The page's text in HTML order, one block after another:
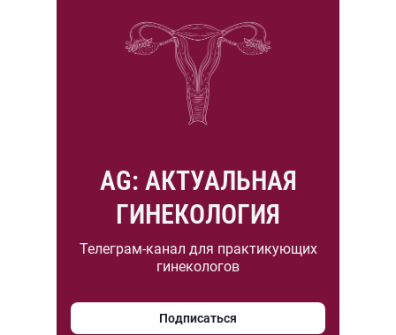
AG: АКТУАЛЬНАЯ
ГИНЕКОЛОГИЯ
Телеграм-канал для практикующих
гинекологов
Подписаться